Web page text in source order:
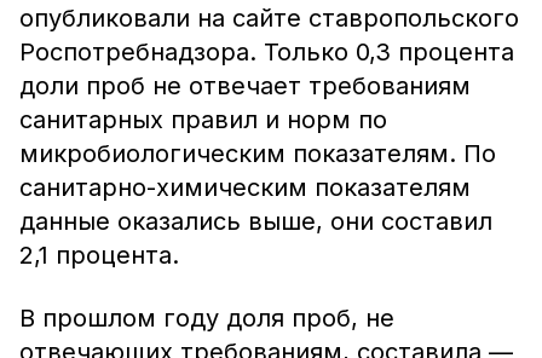
опубликовали на сайте ставропольского
Роспотребнадзора. Только 0,3 процента
доли проб не отвечает требованиям
санитарных правил и норм по
микробиологическим показателям. По
санитарно-химическим показателям
данные оказались выше, они составил
2,1 процента.
В прошлом году доля проб, не
отвечающих требованиям, составила —